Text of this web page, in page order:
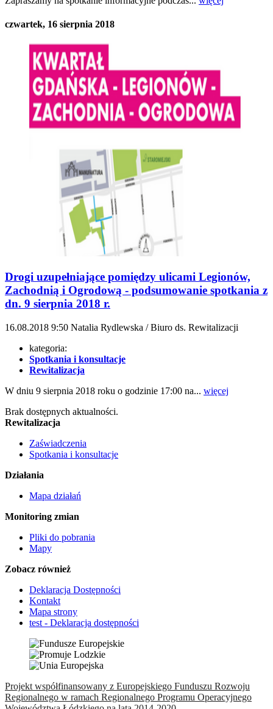
czwartek, 16 sierpnia 2018
Drogi uzupełniające pomiędzy ulicami Legionów,
Zachodnią i Ogrodową - podsumowanie spotkania z
dn. 9 sierpnia 2018 r.
16.08.2018 9:50 Natalia Rydlewska / Biuro ds. Rewitalizacji
kategoria:
Spotkania i konsultacje
Rewitalizacja
W dniu 9 sierpnia 2018 roku o godzinie 17:00 na... więcej
Brak dostępnych aktualności.
Rewitalizacja
Zaświadczenia
Spotkania i konsultacje
Działania
Mapa działań
Monitoring zmian
Pliki do pobrania
Mapy
Zobacz również
Deklaracja Dostępności
Kontakt
Mapa strony
test - Deklaracja dostępności
Projekt współfinansowany z Europejskiego Funduszu Rozwoju
Regionalnego w ramach Regionalnego Programu Operacyjnego